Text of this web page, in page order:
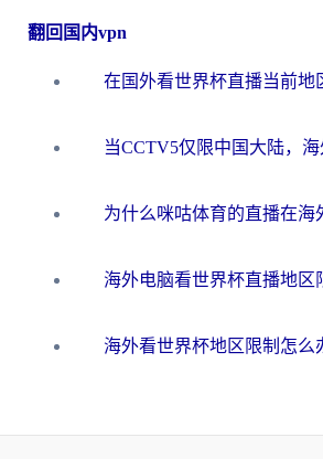
翻回国内vpn